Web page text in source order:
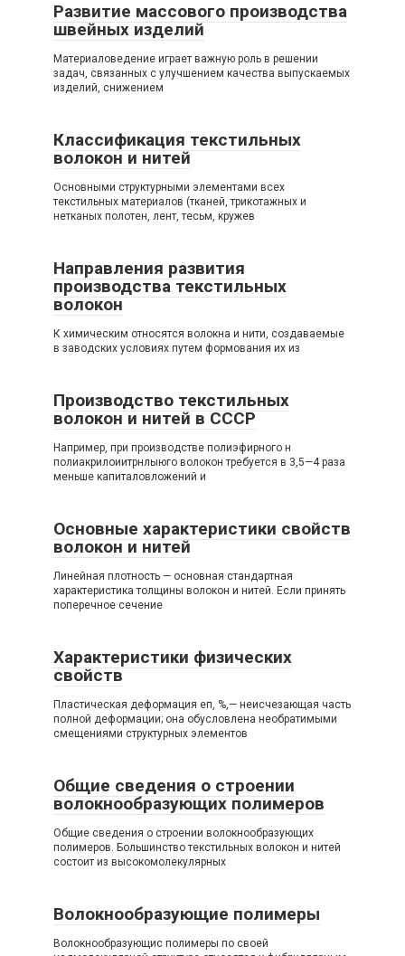
Развитие массового производства
швейных изделий
Материаловедение играет важную роль в решении
задач, связанных с улучшением качества выпускаемых
изделий, снижением
Классификация текстильных
волокон и нитей
Основными структурными элементами всех
текстильных материалов (тканей, трикотажных и
нетканых полотен, лент, тесьм, кружев
Направления развития
производства текстильных
волокон
К химическим относятся волокна и нити, создаваемые
в заводских условиях путем формования их из
Производство текстильных
волокон и нитей в СССР
Например, при производстве полиэфирного н
полиакрилоиитрнлыюго волокон требуется в 3,5—4 раза
меньше капиталовложений и
Основные характеристики свойств
волокон и нитей
Линейная плотность — основная стандартная
характеристика толщины волокон и нитей. Если принять
поперечное сечение
Характеристики физических
свойств
Пластическая деформация еп, %,— неисчезающая часть
полной деформации; она обусловлена необратимыми
смещениями структурных элементов
Общие сведения о строении
волокнообразующих полимеров
Общие сведения о строении волокнообразующих
полимеров. Большинство текстильных волокон и нитей
состоит из высокомолекулярных
Волокнообразующие полимеры
Волокнообразующис полимеры по своей